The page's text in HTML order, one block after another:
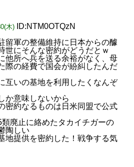
木)
ID:NTM0OTQzN
留軍の整備維持に日本からの醵
世にそんな密約がどうだとｗ
他所へ兵を送る余裕がなく、母
際の経費で国会が紛糾したんだ
互いの基地を利用したくなんぞ
か意味しないから
密約なるものは日米同盟で公式
廃止に絡めたタカイチガーの
陶しい
地提供を密約した！戦争する気